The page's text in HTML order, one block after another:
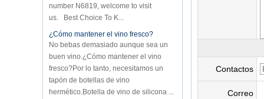
us. Best Choice To K...
No bebas demasiado aunque sea un
buen vino.¿Cómo mantener el vino
fresco?Por lo tanto, necesitamos un
tapón de botellas de vino
hermético.Botella de vino de silicona ...
Contactos
Correo